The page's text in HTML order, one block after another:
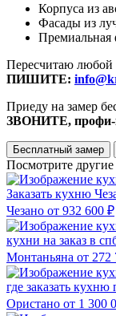
Корпуса из
Фасады из
Премиальная
Пересчитаю любой
ПИШИТЕ:
Приеду на замер
ЗВОНИТЕ, профи-
Бесплатный замер
Посмотрите
Заказать кухню
Чезано от 932 600 ₽
кухни на заказ в
Монтаньяна от 272
где заказать кухню
Ористано от 1 300